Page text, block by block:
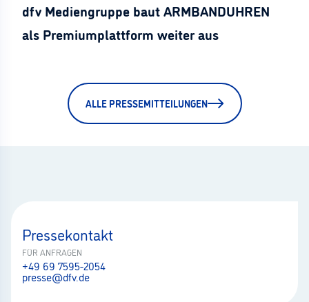
dfv Mediengruppe baut ARMBANDUHREN
als Premiumplattform weiter aus
ALLE PRESSEMITTEILUNGEN
Pressekontakt
FÜR ANFRAGEN
+49 69 7595-2054
presse@dfv.de